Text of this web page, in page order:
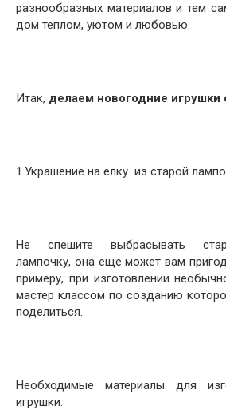
разнообразных материалов и тем
дом теплом, уютом и любовью.
Итак, делаем новогодние игрушки
1.Украшение на елку из старой
Не спешите выбрасывать
лампочку, она еще может вам
примеру, при изготовлении
мастер классом по созданию
поделиться.
Необходимые материалы для
игрушки.